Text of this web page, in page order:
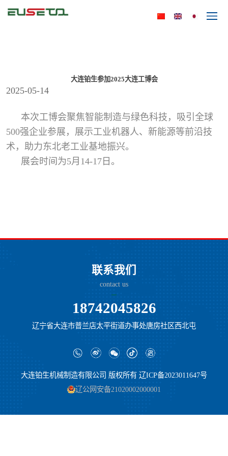
大连铂生参加2025大连工博会
2025-05-14
本次工博会聚焦智能制造与绿色科技，吸引全球
500强企业参展，展示工业机器人、新能源等前沿技
术，助力东北老工业基地振兴。
展会时间为5月14-17日。
联系我们
contact us
18742045826
辽宁省大连市普兰店太平街道办事处唐房社区西北屯
大连铂生机械制造有限公司 版权所有 辽ICP备2023011647号
辽公网安备21020002000001